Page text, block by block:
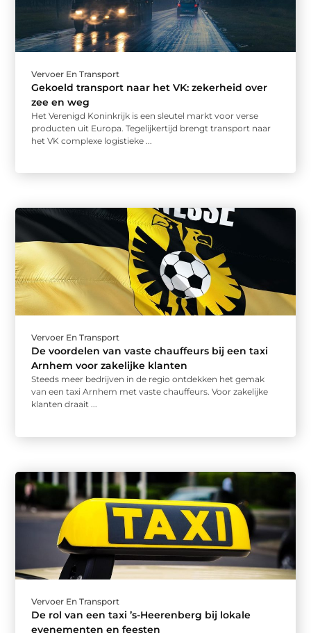
Vervoer En Transport
Gekoeld transport naar het VK: zekerheid over
zee en weg
Het Verenigd Koninkrijk is een sleutel markt voor verse
producten uit Europa. Tegelijkertijd brengt transport naar
het VK complexe logistieke ...
Vervoer En Transport
De voordelen van vaste chauffeurs bij een taxi
Arnhem voor zakelijke klanten
Steeds meer bedrijven in de regio ontdekken het gemak
van een taxi Arnhem met vaste chauffeurs. Voor zakelijke
klanten draait ...
Vervoer En Transport
De rol van een taxi ’s-Heerenberg bij lokale
evenementen en feesten